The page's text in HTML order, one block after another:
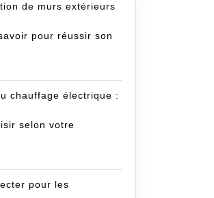
de murs extérieurs
pour réussir son
chauffage électrique :
selon votre
pour les